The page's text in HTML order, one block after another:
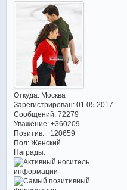
Откуда:Москва
Зарегистрирован: 01.05.2017
Сообщений:72279
Уважение: +360209
Позитив: +120659
Пол:Женский
Награды: